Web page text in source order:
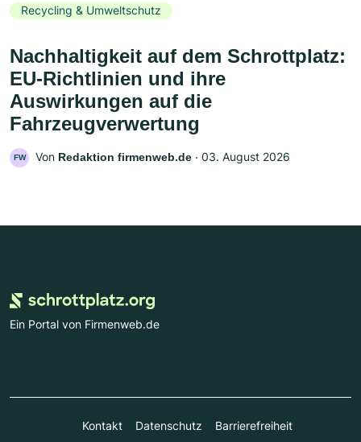
Recycling & Umweltschutz
Nachhaltigkeit auf dem Schrottplatz:
EU-Richtlinien und ihre
Auswirkungen auf die
Fahrzeugverwertung
FW Von Redaktion firmenweb.de ‧ 03. August 2026
Ein Portal von Firmenweb.de
Kontakt Datenschutz
Barrierefreiheit